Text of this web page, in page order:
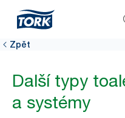
Zpět
Další typy
a systémy